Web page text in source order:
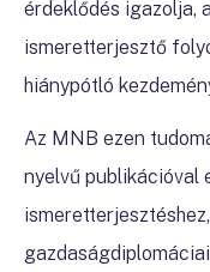
érdeklődés igazolja,
ismeretterjesztő
hiánypótló
Az MNB ezen
nyelvű publikációval